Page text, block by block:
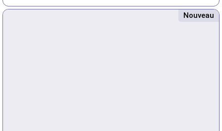
Nouveau